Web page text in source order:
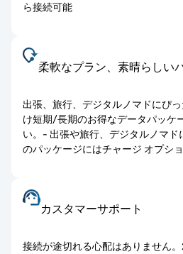
ら接続可能
柔軟なプラン、素晴らしい
出張、旅行、デジタルノマドにぴ
け短期/長期のお得なデータパッケ
い。- 出張や旅行、デジタルノマド
のパッケージにはチャージ オプシ
カスタマーサポート
接続が途切れる心配はありません